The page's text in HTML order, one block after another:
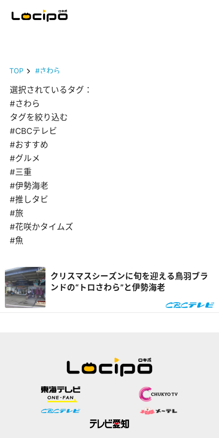
TOP #さわら
選択されているタグ：
#さわら
タグを絞り込む
#CBCテレビ
#おすすめ
#グルメ
#三重
#伊勢海老
#推しタビ
#旅
#花咲かタイムズ
#魚
クリスマスシーズンに旬を迎える鳥羽ブラ
ンドの“トロさわら”と伊勢海老